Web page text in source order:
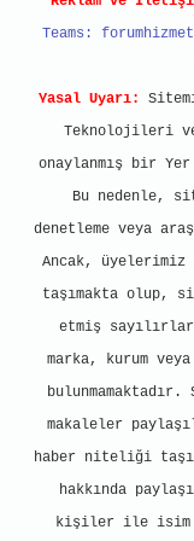
Teams:
Yasal Uyarı:
Teknolojileri
onaylanmış bir
Bu nedenle,
denetleme veya
Ancak,
taşımakta olup,
etmiş
marka, kurum
makaleler
haber niteliği
hakkında
kişiler ile isim